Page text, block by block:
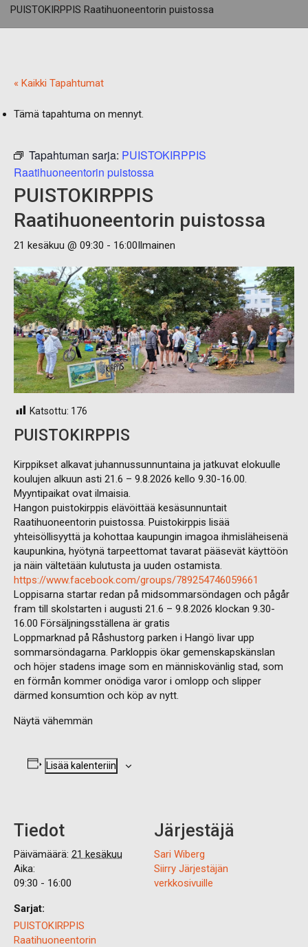
PUISTOKIRPPIS Raatihuoneentorin puistossa
« Kaikki Tapahtumat
Tämä tapahtuma on mennyt.
Tapahtuman sarja: PUISTOKIRPPIS
Raatihuoneentorin puistossa
PUISTOKIRPPIS
Raatihuoneentorin puistossa
21 kesäkuu @ 09:30 - 16:00Ilmainen
Katsottu: 176
PUISTOKIRPPIS
Kirppikset alkavat juhannussunnuntaina ja jatkuvat elokuulle
koulujen alkuun asti 21.6 – 9.8.2026 kello 9.30-16.00.
Myyntipaikat ovat ilmaisia.
Hangon puistokirppis elävöittää kesäsunnuntait
Raatihuoneentorin puistossa. Puistokirppis lisää
yhteisöllisyyttä ja kohottaa kaupungin imagoa ihmisläheisenä
kaupunkina, hyötynä tarpeettomat tavarat pääsevät käyttöön
ja näin vältetään kulutusta ja uuden ostamista.
https://www.facebook.com/groups/789254746059661
Loppisarna startar redan på midsommarsöndagen och pågår
fram till skolstarten i augusti 21.6 – 9.8.2026 klockan 9.30-
16.00 Försäljningsställena är gratis
Loppmarknad på Råshustorg parken i Hangö livar upp
sommarsöndagarna. Parkloppis ökar gemenskapskänslan
och höjer stadens image som en människovänlig stad, som
en förmån kommer onödiga varor i omlopp och slipper
därmed konsumtion och köp av nytt.
Näytä vähemmän
Lisää kalenteriin
Tiedot
Päivämäärä: 21 kesäkuu
Aika:
09:30 - 16:00
Sarjat:
PUISTOKIRPPIS
Raatihuoneentorin
Järjestäjä
Sari Wiberg
Siirry Järjestäjän
verkkosivuille